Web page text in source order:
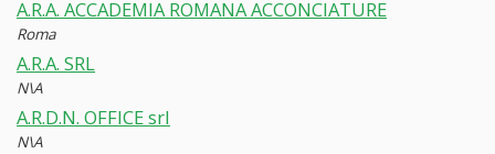
A.R.A. ACCADEMIA ROMANA ACCONCIATURE
Roma
A.R.A. SRL
N\A
A.R.D.N. OFFICE srl
N\A